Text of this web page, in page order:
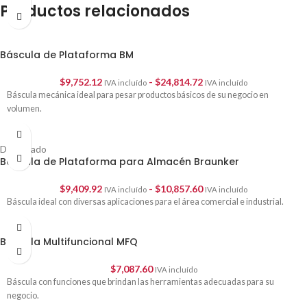
Productos relacionados
Báscula de Plataforma BM
$9,752.12 IVA incluído - $24,814.72 IVA incluído
Báscula mecánica ideal para pesar productos básicos de su negocio en
volumen.
Destacado
Báscula de Plataforma para Almacén Braunker
$9,409.92 IVA incluído - $10,857.60 IVA incluído
Báscula ideal con diversas aplicaciones para el área comercial e industrial.
Báscula Multifuncional MFQ
$7,087.60 IVA incluído
Báscula con funciones que brindan las herramientas adecuadas para su
negocio.